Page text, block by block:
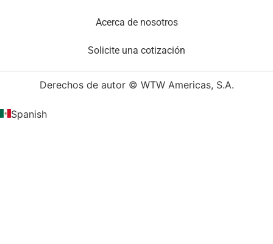
Acerca de nosotros
Solicite una cotización
Derechos de autor © WTW Americas, S.A.
Spanish